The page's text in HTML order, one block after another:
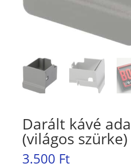
Darált kávé
(világos szürke)
3.500 Ft